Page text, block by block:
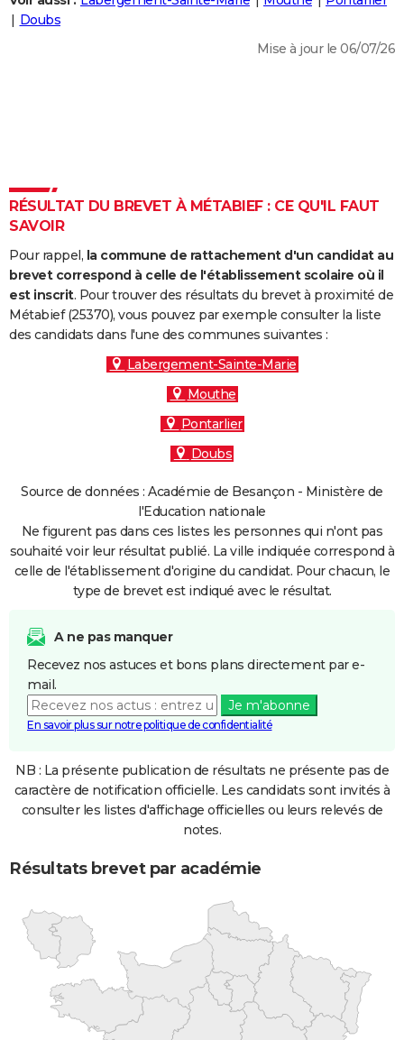
Destinations
City break
Voyage nature
Voyage de noces
Forum
Climat
PHOTO
Dictionnaire
Biographies
Citations
Expressions
Proverbes
PROGRAMME TV
S'inscrire
Se connecter
Lycées
Collèges
Primaires
Universités
Entreprises
Service militaire
Avis de recherche
AVIS DE DÉCÈS
FORUM
Doubs
Mise à jour le 06/07/26
RÉSULTAT DU BREVET À MÉTABIEF : CE QU'IL FAUT
SAVOIR
Pour rappel, la commune de rattachement d'un candidat au
brevet correspond à celle de l'établissement scolaire où il
est inscrit. Pour trouver des résultats du brevet à proximité de
Métabief (25370), vous pouvez par exemple consulter la liste
des candidats dans l'une des communes suivantes :
Labergement-Sainte-Marie
Mouthe
Pontarlier
Doubs
Source de données : Académie de Besançon - Ministère de
l'Education nationale
Ne figurent pas dans ces listes les personnes qui n'ont pas
souhaité voir leur résultat publié. La ville indiquée correspond à
celle de l'établissement d'origine du candidat. Pour chacun, le
type de brevet est indiqué avec le résultat.
A ne pas manquer
Recevez nos astuces et bons plans directement par e-
mail.
Je m'abonne
En savoir plus sur notre politique de confidentialité
NB : La présente publication de résultats ne présente pas de
caractère de notification officielle. Les candidats sont invités à
consulter les listes d'affichage officielles ou leurs relevés de
notes.
Résultats brevet par académie